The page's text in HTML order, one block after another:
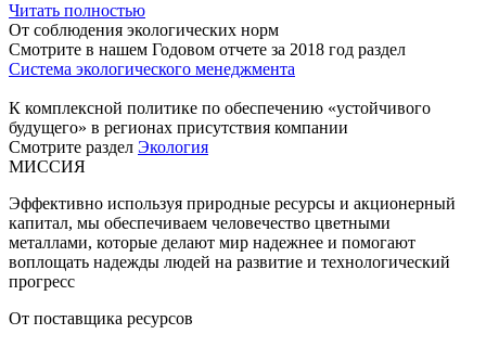
Читать полностью
От соблюдения экологических норм
Смотрите в нашем Годовом отчете за 2018 год раздел
Система экологического менеджмента
К комплексной политике по обеспечению «устойчивого
будущего» в регионах присутствия компании
Смотрите раздел Экология
МИССИЯ
Эффективно используя природные ресурсы и акционерный
капитал, мы обеспечиваем человечество цветными
металлами, которые делают мир надежнее и помогают
воплощать надежды людей на развитие и технологический
прогресс
От поставщика ресурсов